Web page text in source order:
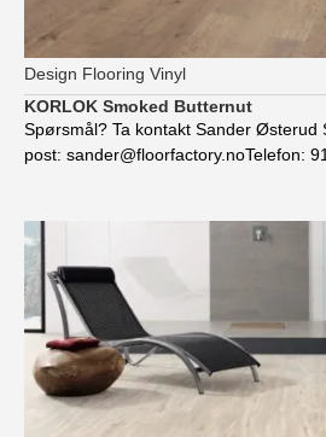
Design Flooring Vinyl
KORLOK Smoked Butternut
Spørsmål? Ta kontakt Sander Østerud
post: sander@floorfactory.noTelefon: